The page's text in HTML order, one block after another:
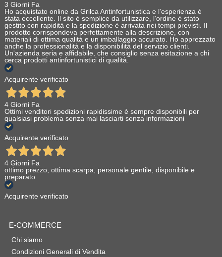
3 Giorni Fa
Ho acquistato online da Grilca Antinfortunistica e l'esperienza è
stata eccellente. Il sito è semplice da utilizzare, l'ordine è stato
gestito con rapidità e la spedizione è arrivata nei tempi previsti. Il
prodotto corrispondeva perfettamente alla descrizione, con
materiali di ottima qualità e un imballaggio accurato. Ho apprezzato
anche la professionalità e la disponibilità del servizio clienti.
Un'azienda seria e affidabile, che consiglio senza esitazione a chi
cerca prodotti antinfortunistici di qualità.
Acquirente verificato
4 Giorni Fa
Ottimi venditori spedizioni rapidissime è sempre disponibili per
qualsiasi problema senza mai lasciarti senza informazioni
Acquirente verificato
4 Giorni Fa
ottimo prezzo, ottima scarpa, personale gentile, disponibile e
preparato
Acquirente verificato
E-COMMERCE
Chi siamo
Condizioni Generali di Vendita